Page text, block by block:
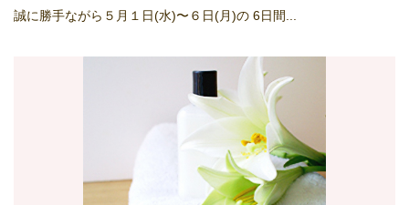
誠に勝手ながら５月１日(水)〜６日(月)の 6日間...